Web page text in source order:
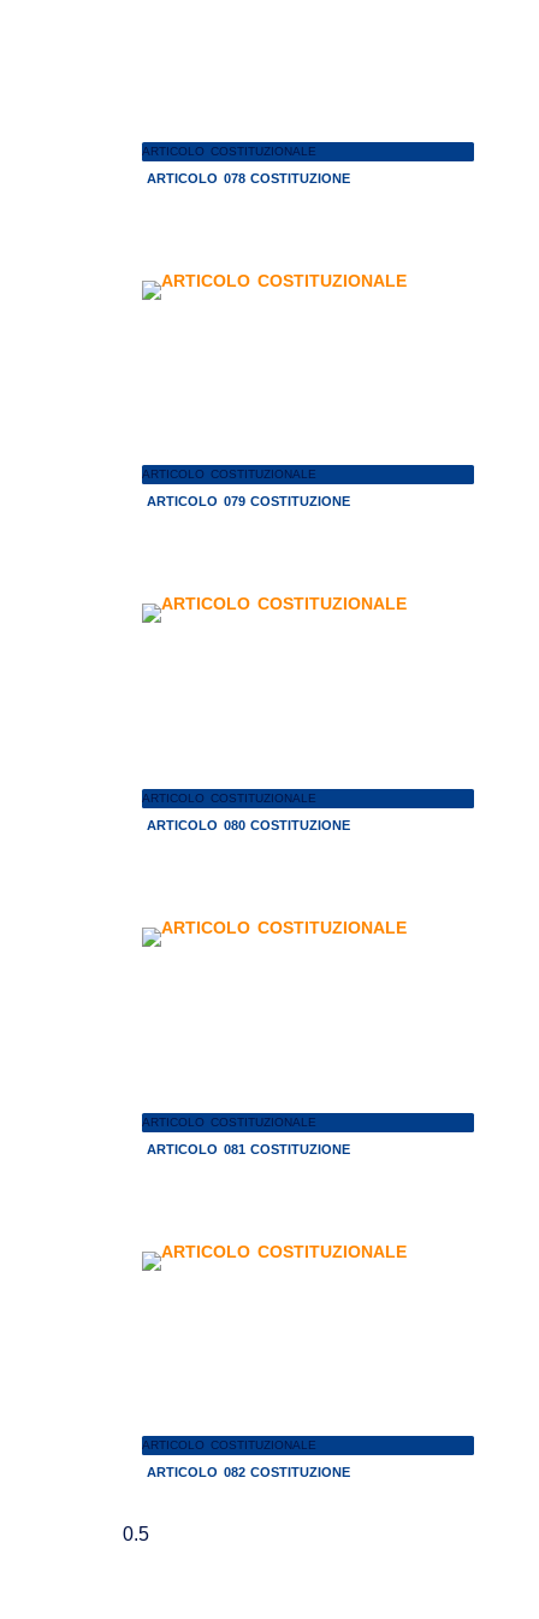
ARTICOLO COSTITUZIONALE
ARTICOLO 078 COSTITUZIONE
ARTICOLO COSTITUZIONALE
ARTICOLO 079 COSTITUZIONE
ARTICOLO COSTITUZIONALE
ARTICOLO 080 COSTITUZIONE
ARTICOLO COSTITUZIONALE
ARTICOLO 081 COSTITUZIONE
ARTICOLO COSTITUZIONALE
ARTICOLO 082 COSTITUZIONE